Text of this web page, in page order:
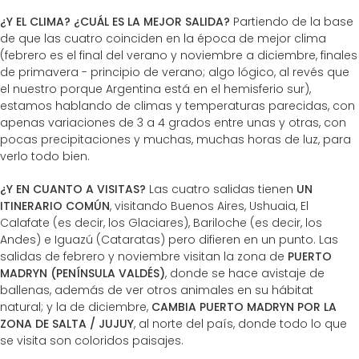
¿Y EL CLIMA? ¿CUÁL ES LA MEJOR SALIDA? Partiendo de la base
de que las cuatro coinciden en la época de mejor clima
(febrero es el final del verano y noviembre a diciembre, finales
de primavera - principio de verano; algo lógico, al revés que
el nuestro porque Argentina está en el hemisferio sur),
estamos hablando de climas y temperaturas parecidas, con
apenas variaciones de 3 a 4 grados entre unas y otras, con
pocas precipitaciones y muchas, muchas horas de luz, para
verlo todo bien.
¿Y EN CUANTO A VISITAS? Las cuatro salidas tienen UN
ITINERARIO COMÚN, visitando Buenos Aires, Ushuaia, El
Calafate (es decir, los Glaciares), Bariloche (es decir, los
Andes) e Iguazú (Cataratas) pero difieren en un punto. Las
salidas de febrero y noviembre visitan la zona de PUERTO
MADRYN (PENÍNSULA VALDÉS), donde se hace avistaje de
ballenas, además de ver otros animales en su hábitat
natural; y la de diciembre, CAMBIA PUERTO MADRYN POR LA
ZONA DE SALTA / JUJUY, al norte del país, donde todo lo que
se visita son coloridos paisajes.